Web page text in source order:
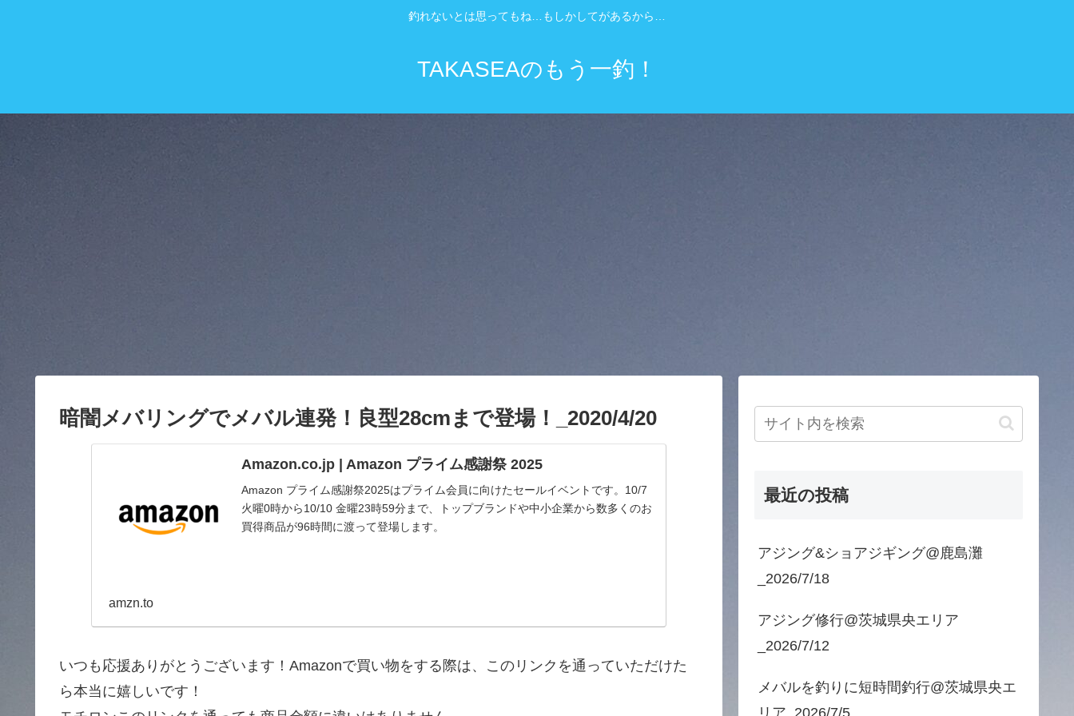
釣れないとは思ってもね…もしかしてがあるから…
TAKASEAのもう一釣！
暗闇メバリングでメバル連発！良型28cmまで登場！_2020/4/20
Amazon.co.jp | Amazon プライム感謝祭 2025
Amazon プライム感謝祭2025はプライム会員に向けたセールイベントです。10/7
火曜0時から10/10 金曜23時59分まで、トップブランドや中小企業から数多くのお
買得商品が96時間に渡って登場します。
amzn.to
いつも応援ありがとうございます！Amazonで買い物をする際は、このリンクを通っていただけた
ら本当に嬉しいです！
最近の投稿
アジング&ショアジギング@鹿島灘
_2026/7/18
アジング修行@茨城県央エリア
_2026/7/12
メバルを釣りに短時間釣行@茨城県央エ
リア_2026/7/5